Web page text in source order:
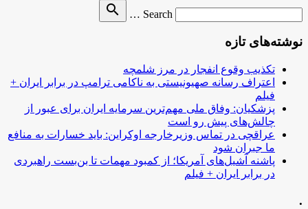
Search …
search
نوشته‌های تازه
تکذیب وقوع انفجار در مرز شلمچه
اعتراف رسانه صهیونیستی به ناکامی ترامپ در برابر ایران +
فیلم
پزشکیان: وفاق ملی مهم‌ترین سرمایه ایران برای عبور از
چالش‌های پیش رو است
عراقچی در تماس وزیرخارجه اوکراین: باید خسارات به منافع
ما جبران شود
پاشنه آشیل‌های آمریکا؛ از کمبود مهمات تا بن‌بست راهبردی
در برابر ایران + فیلم
.